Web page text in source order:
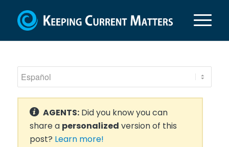
AGENTS:Did you know you can
share a personalized version of this
post? Learn more!